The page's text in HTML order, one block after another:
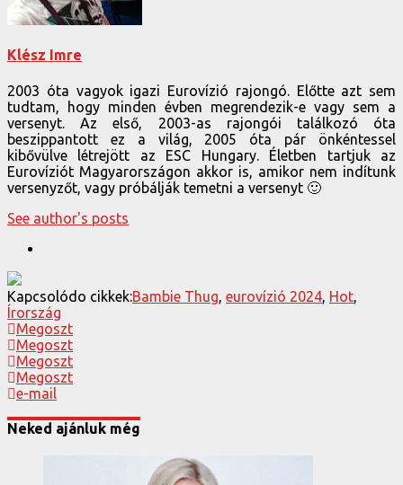
Klész Imre
2003 óta vagyok igazi Eurovízió rajongó. Előtte azt sem
tudtam, hogy minden évben megrendezik-e vagy sem a
versenyt. Az első, 2003-as rajongói találkozó óta
beszippantott ez a világ, 2005 óta pár önkéntessel
kibővülve létrejött az ESC Hungary. Életben tartjuk az
Eurovíziót Magyarországon akkor is, amikor nem indítunk
versenyzőt, vagy próbálják temetni a versenyt 🙂
See author's posts
Kapcsolódo cikkek:Bambie Thug eurovízió 2024 Hot
Írország
Megoszt
Megoszt
Megoszt
Megoszt
e-mail
Neked ajánluk még